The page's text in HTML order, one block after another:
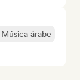
Música árabe